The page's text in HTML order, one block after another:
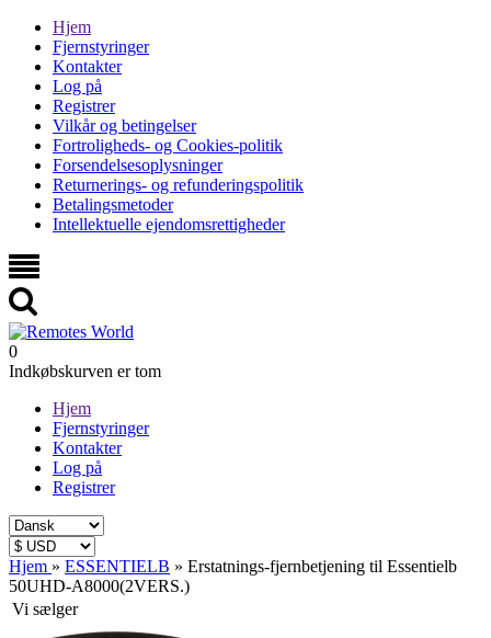
Hjem
Fjernstyringer
Kontakter
Log på
Registrer
Vilkår og betingelser
Fortroligheds- og Cookies-politik
Forsendelsesoplysninger
Returnerings- og refunderingspolitik
Betalingsmetoder
Intellektuelle ejendomsrettigheder
0
Indkøbskurven er tom
Hjem
Fjernstyringer
Kontakter
Log på
Registrer
Hjem » ESSENTIELB » Erstatnings-fjernbetjening til Essentielb
50UHD-A8000(2VERS.)
Vi sælger